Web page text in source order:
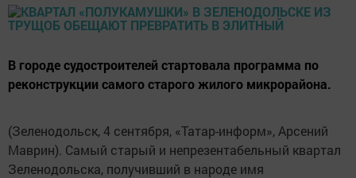
В городе судостроителей стартовала программа по
реконструкции самого старого жилого микрорайона.
(Зеленодольск, 4 сентября, «Татар-информ», Арсений
Маврин). Самый старый и непрезентабельный квартал
Зеленодольска, получивший в народе имя